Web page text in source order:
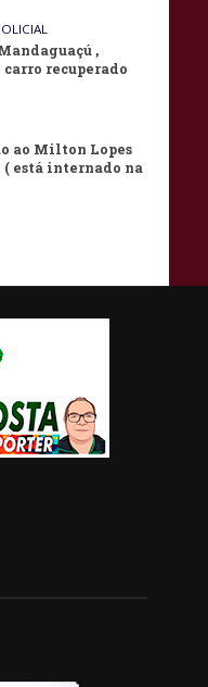
,
carro recuperado
ao Milton Lopes
( está internado na